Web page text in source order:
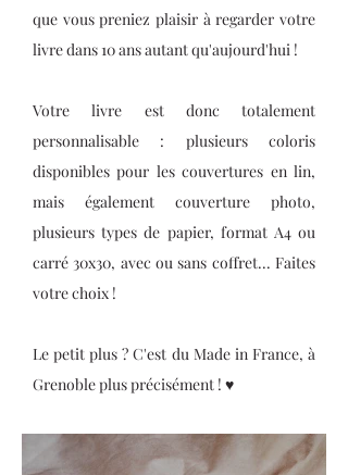
que vous preniez plaisir à regarder votre
livre dans 10 ans autant qu'aujourd'hui !
Votre livre est donc totalement
personnalisable : plusieurs coloris
disponibles pour les couvertures en lin,
mais également couverture photo,
plusieurs types de papier, format A4 ou
carré 30x30, avec ou sans coffret... Faites
votre choix !
Le petit plus ? C'est du Made in France, à
Grenoble plus précisément ! ♥